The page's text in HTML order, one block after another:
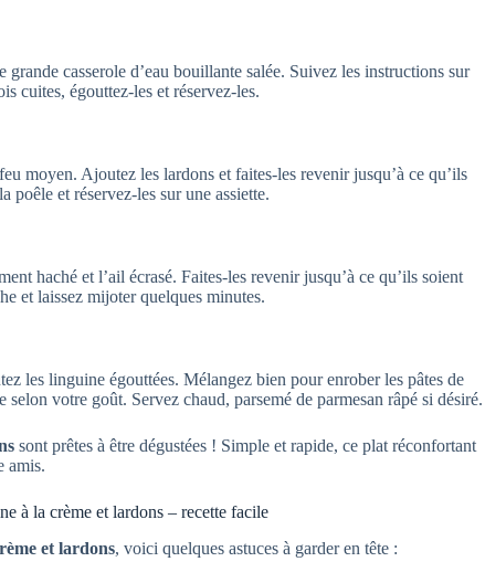
casserole d’eau bouillante salée. Suivez les instructions sur
cuites, égouttez-les et réservez-les.
moyen. Ajoutez les lardons et faites-les revenir jusqu’à ce qu’ils
poêle et réservez-les sur une assiette.
haché et l’ail écrasé. Faites-les revenir jusqu’à ce qu’ils soient
et laissez mijoter quelques minutes.
les linguine égouttées. Mélangez bien pour enrober les pâtes de
votre goût. Servez chaud, parsemé de parmesan râpé si désiré.
sont prêtes à être dégustées ! Simple et rapide, ce plat réconfortant
amis.
à la crème et lardons – recette facile
et lardons, voici quelques astuces à garder en tête :